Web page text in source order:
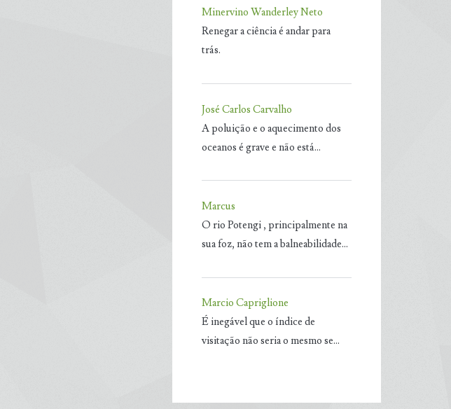
Minervino Wanderley Neto
Renegar a ciência é andar para
trás.
José Carlos Carvalho
A poluição e o aquecimento dos
oceanos é grave e não está…
Marcus
O rio Potengi , principalmente na
sua foz, não tem a balneabilidade…
Marcio Capriglione
É inegável que o índice de
visitação não seria o mesmo se…